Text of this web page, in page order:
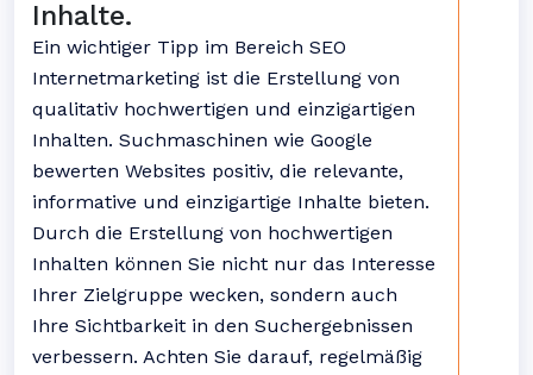
Inhalte.
Ein wichtiger Tipp im Bereich SEO
Internetmarketing ist die Erstellung von
qualitativ hochwertigen und einzigartigen
Inhalten. Suchmaschinen wie Google
bewerten Websites positiv, die relevante,
informative und einzigartige Inhalte bieten.
Durch die Erstellung von hochwertigen
Inhalten können Sie nicht nur das Interesse
Ihrer Zielgruppe wecken, sondern auch
Ihre Sichtbarkeit in den Suchergebnissen
verbessern. Achten Sie darauf, regelmäßig